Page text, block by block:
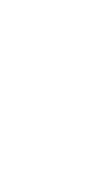
như vậy. Ở đại học
phút, điều này là vì
tính nhé ! Bây giờ,
xuyên làm: + 8
trưa, ăn tối + 2 – 3
nhiêu tiếng cho 1
30 năm, vậy chúng
nhiều nhưng nó chỉ
hồ sớm hơn 5 phút,
Thay đổi những thói